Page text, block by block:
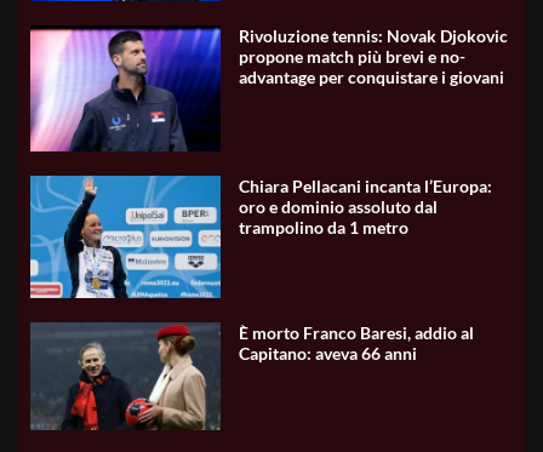
Rivoluzione tennis: Novak Djokovic
propone match più brevi e no-
advantage per conquistare i giovani
Chiara Pellacani incanta l’Europa:
oro e dominio assoluto dal
trampolino da 1 metro
È morto Franco Baresi, addio al
Capitano: aveva 66 anni